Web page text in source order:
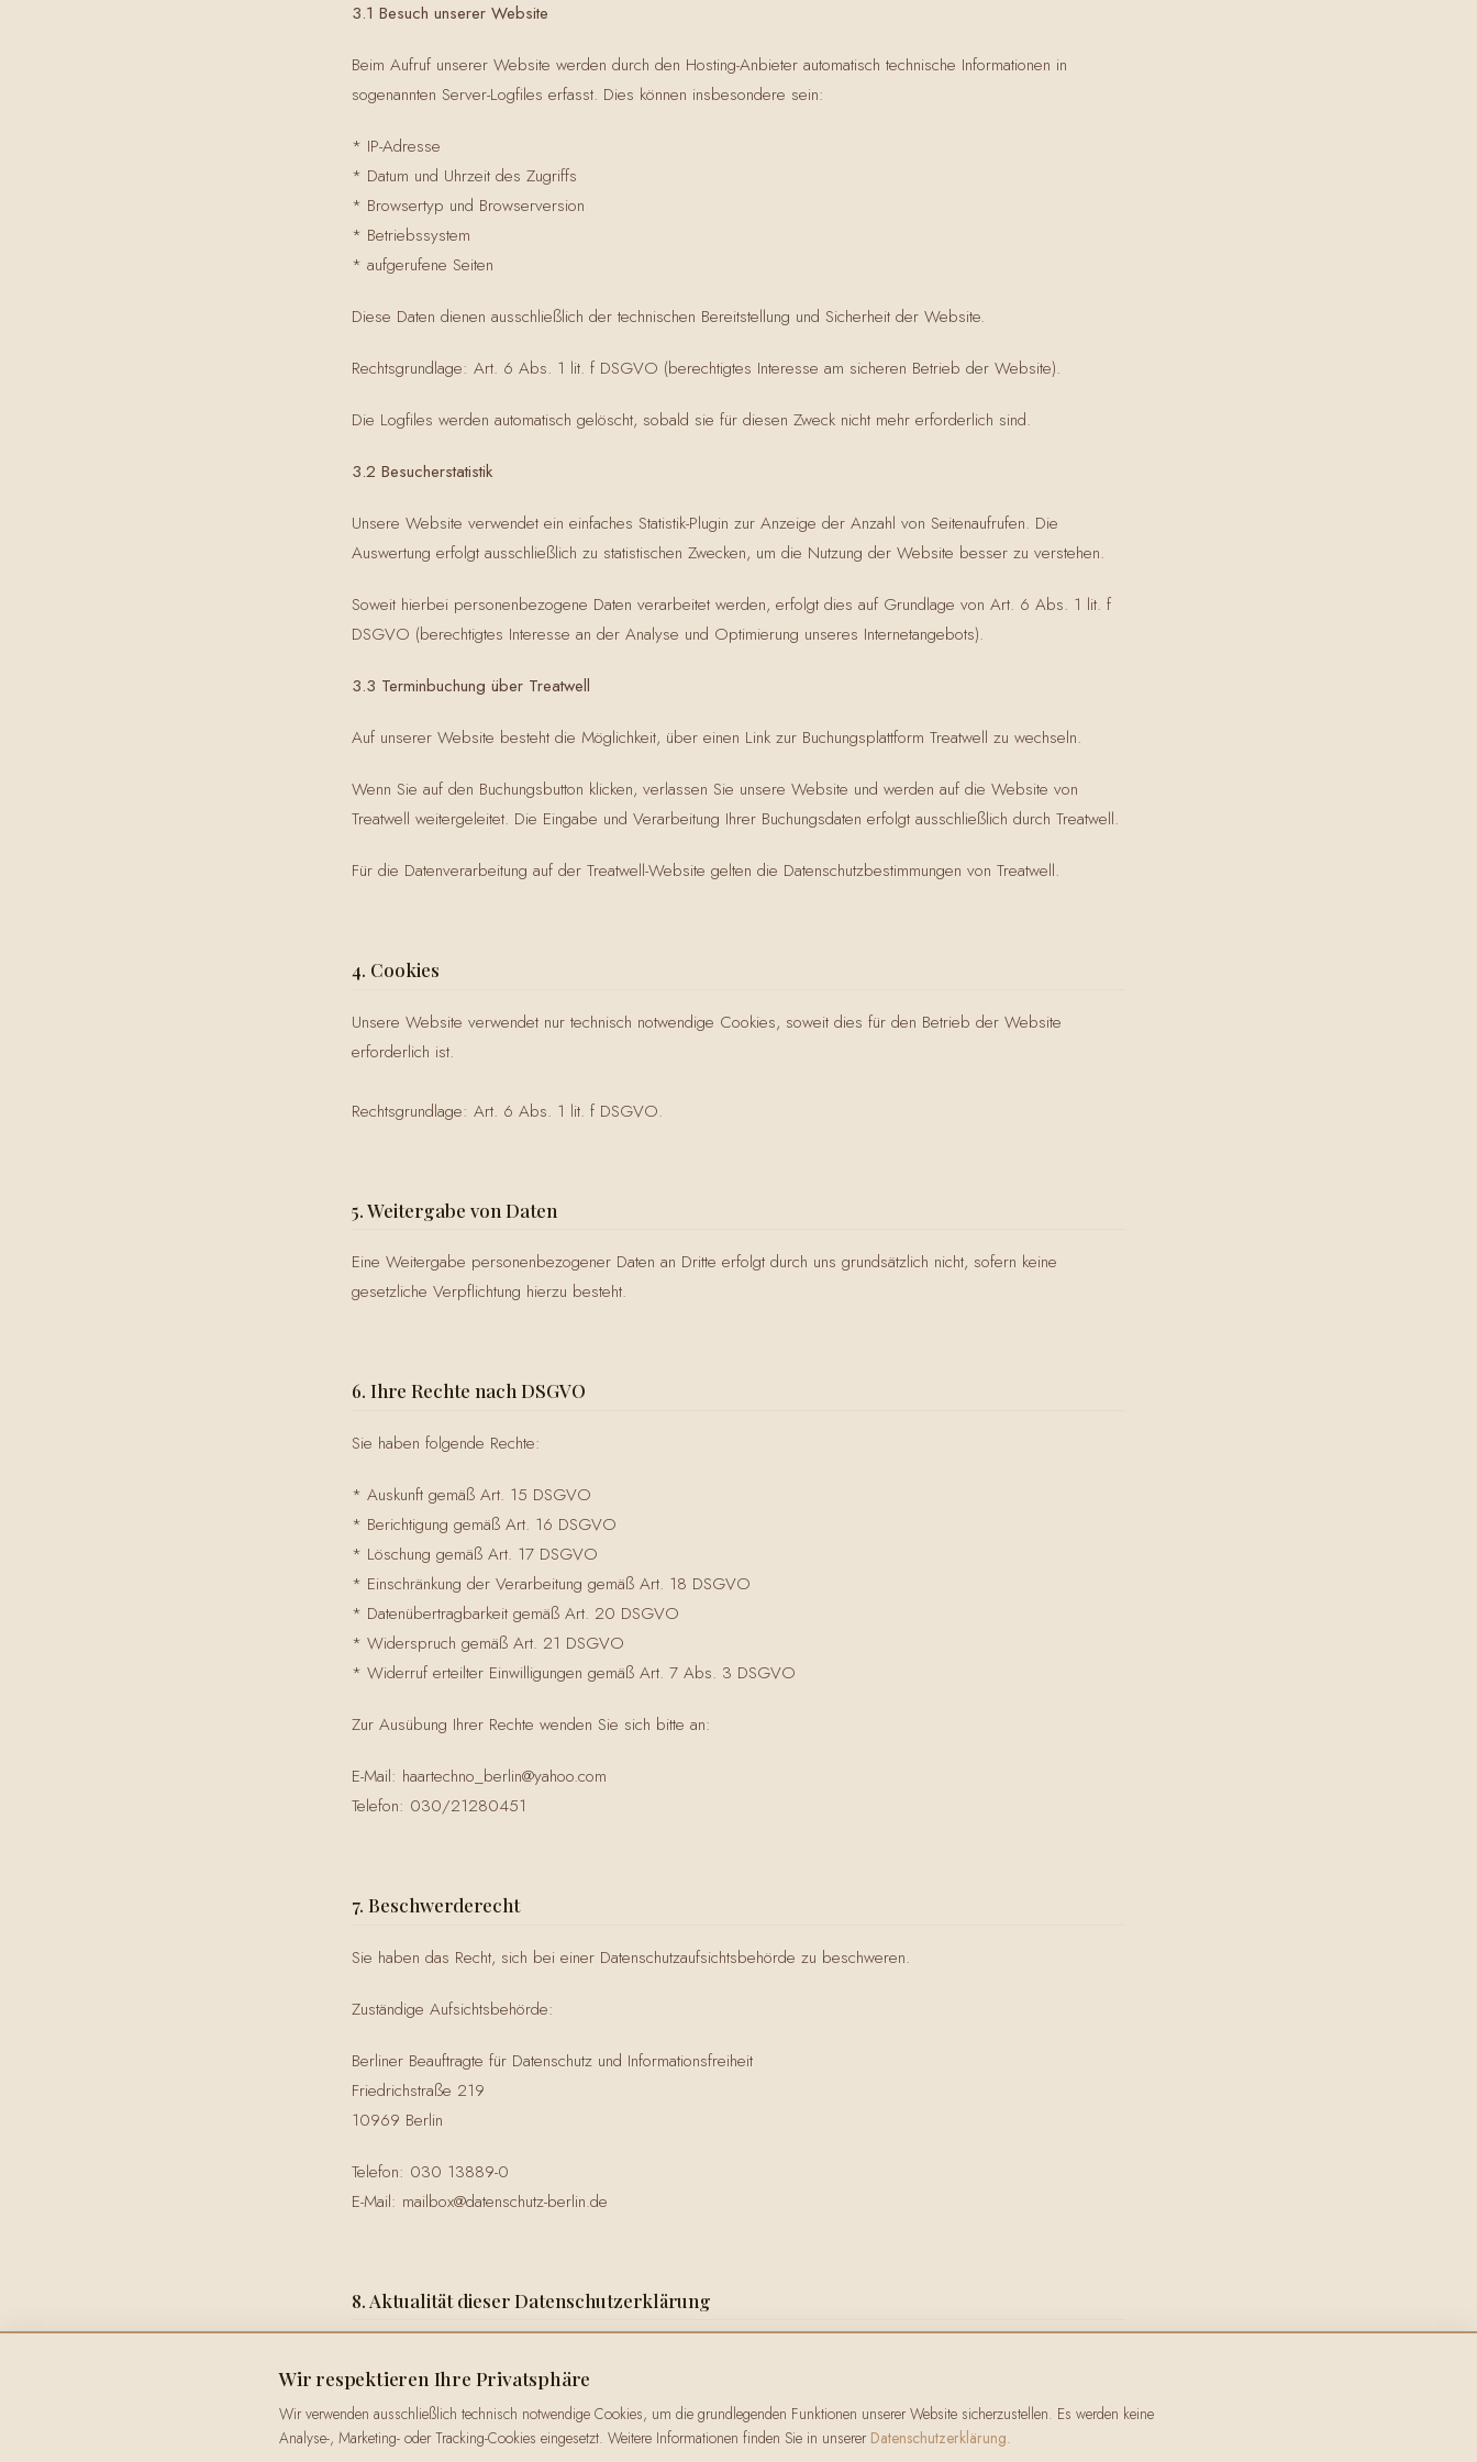
3.1 Besuch unserer Website
Beim Aufruf unserer Website werden durch den Hosting-Anbieter automatisch technische Informationen in
sogenannten Server-Logfiles erfasst. Dies können insbesondere sein:
* IP-Adresse
* Datum und Uhrzeit des Zugriffs
* Browsertyp und Browserversion
* Betriebssystem
* aufgerufene Seiten
Diese Daten dienen ausschließlich der technischen Bereitstellung und Sicherheit der Website.
Rechtsgrundlage: Art. 6 Abs. 1 lit. f DSGVO (berechtigtes Interesse am sicheren Betrieb der Website).
Die Logfiles werden automatisch gelöscht, sobald sie für diesen Zweck nicht mehr erforderlich sind.
3.2 Besucherstatistik
Unsere Website verwendet ein einfaches Statistik-Plugin zur Anzeige der Anzahl von Seitenaufrufen. Die
Auswertung erfolgt ausschließlich zu statistischen Zwecken, um die Nutzung der Website besser zu verstehen.
Soweit hierbei personenbezogene Daten verarbeitet werden, erfolgt dies auf Grundlage von Art. 6 Abs. 1 lit. f
DSGVO (berechtigtes Interesse an der Analyse und Optimierung unseres Internetangebots).
3.3 Terminbuchung über Treatwell
Auf unserer Website besteht die Möglichkeit, über einen Link zur Buchungsplattform Treatwell zu wechseln.
Wenn Sie auf den Buchungsbutton klicken, verlassen Sie unsere Website und werden auf die Website von
Treatwell weitergeleitet. Die Eingabe und Verarbeitung Ihrer Buchungsdaten erfolgt ausschließlich durch Treatwell.
Für die Datenverarbeitung auf der Treatwell-Website gelten die Datenschutzbestimmungen von Treatwell.
4. Cookies
Unsere Website verwendet nur technisch notwendige Cookies, soweit dies für den Betrieb der Website
erforderlich ist.
Rechtsgrundlage: Art. 6 Abs. 1 lit. f DSGVO.
5. Weitergabe von Daten
Eine Weitergabe personenbezogener Daten an Dritte erfolgt durch uns grundsätzlich nicht, sofern keine
gesetzliche Verpflichtung hierzu besteht.
6. Ihre Rechte nach DSGVO
Sie haben folgende Rechte:
* Auskunft gemäß Art. 15 DSGVO
* Berichtigung gemäß Art. 16 DSGVO
* Löschung gemäß Art. 17 DSGVO
* Einschränkung der Verarbeitung gemäß Art. 18 DSGVO
* Datenübertragbarkeit gemäß Art. 20 DSGVO
* Widerspruch gemäß Art. 21 DSGVO
* Widerruf erteilter Einwilligungen gemäß Art. 7 Abs. 3 DSGVO
Zur Ausübung Ihrer Rechte wenden Sie sich bitte an:
E-Mail: haartechno_berlin@yahoo.com
Telefon: 030/21280451
7. Beschwerderecht
Sie haben das Recht, sich bei einer Datenschutzaufsichtsbehörde zu beschweren.
Zuständige Aufsichtsbehörde:
Berliner Beauftragte für Datenschutz und Informationsfreiheit
Friedrichstraße 219
10969 Berlin
Telefon: 030 13889-0
E-Mail: mailbox@datenschutz-berlin.de
8. Aktualität dieser Datenschutzerklärung
Wir behalten uns vor, diese Datenschutzerklärung bei Bedarf anzupassen.
Wir respektieren Ihre Privatsphäre
Wir verwenden ausschließlich technisch notwendige Cookies, um die grundlegenden Funktionen unserer Website sicherzustellen. Es werden keine
Analyse-, Marketing- oder Tracking-Cookies eingesetzt. Weitere Informationen finden Sie in unserer Datenschutzerklärung.